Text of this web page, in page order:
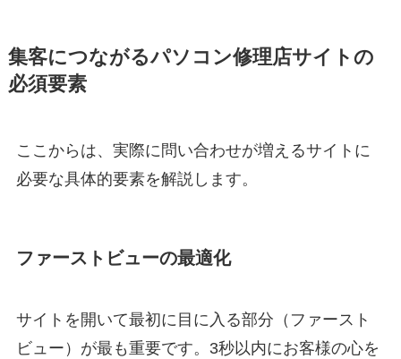
集客につながるパソコン修理店サイトの
必須要素
ここからは、実際に問い合わせが増えるサイトに
必要な具体的要素を解説します。
ファーストビューの最適化
サイトを開いて最初に目に入る部分（ファースト
ビュー）が最も重要です。3秒以内にお客様の心を